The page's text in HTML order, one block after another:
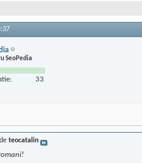
SeoPedia
33
teocatalin